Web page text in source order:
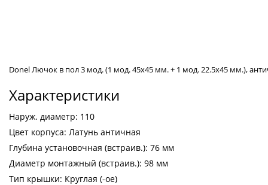
Donel Лючок в пол 3 мод. (1 мод. 45х45 мм. + 1 мод. 22.5х45 мм.),
Характеристики
Наруж. диаметр: 110
Цвет корпуса: Латунь античная
Глубина установочная (встраив.): 76 мм
Диаметр монтажный (встраив.): 98 мм
Тип крышки: Круглая (-ое)